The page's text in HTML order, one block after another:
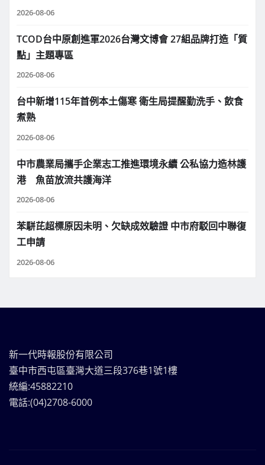
2026-08-06
TCOD台中原創進軍2026台灣文博會 27組品牌打造「質
點」主題專區
2026-08-06
台中新增115年首例本土傷寒 衛生局提醒勤洗手、飲食
煮熟
2026-08-06
中市農業局攜手企業志工推進環境永續 公私協力造林護
港 魚苗放流共護海洋
2026-08-06
苯駢芘超標原因未明、欠缺成效驗證 中市府駁回中聯復
工申請
2026-08-06
新一代時報股份有限公司
臺中市西屯區臺灣大道三段376巷1號1樓
統編:45882210
電話:(04)2708-6000